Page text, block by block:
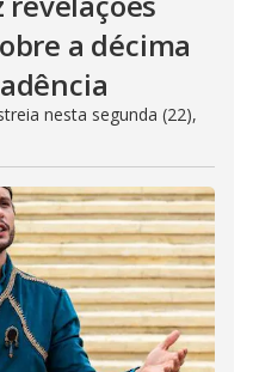
a décima
nesta segunda (22),